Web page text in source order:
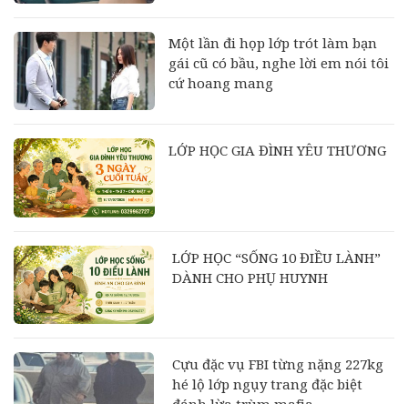
Một lần đi họp lớp trót làm bạn
gái cũ có bầu, nghe lời em nói tôi
cứ hoang mang
LỚP HỌC GIA ĐÌNH YÊU THƯƠNG
LỚP HỌC “SỐNG 10 ĐIỀU LÀNH”
DÀNH CHO PHỤ HUYNH
Cựu đặc vụ FBI từng nặng 227kg
hé lộ lớp ngụy trang đặc biệt